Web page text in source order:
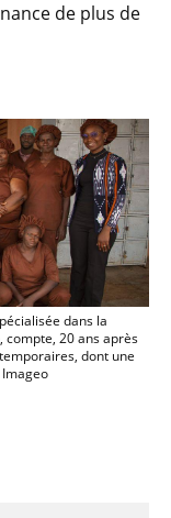
de plus de
la PME pilote du projet
dans la
compte, 20 ans après
dont une